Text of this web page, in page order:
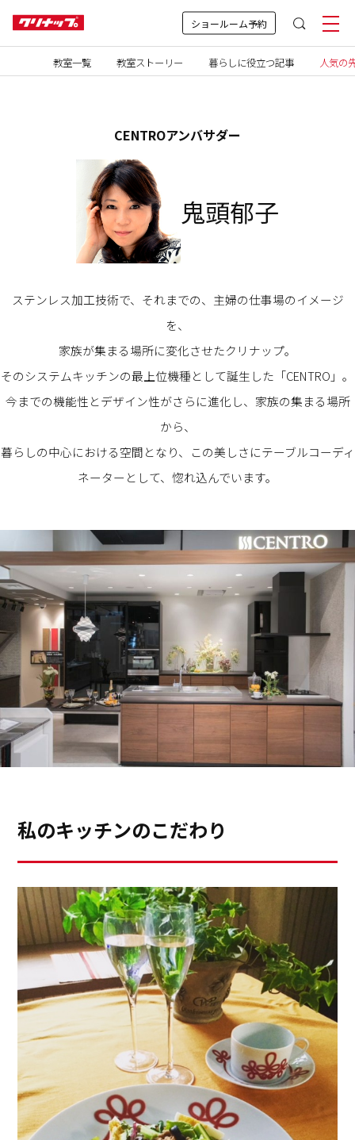
ショールーム予約
CENTROアンバサダー
教室一覧 教室ストーリー 暮らしに役立つ記事 人気の
鬼頭郁子
ステンレス加工技術で、それまでの、主婦の仕事場のイメージ
を、
家族が集まる場所に変化させたクリナップ。
そのシステムキッチンの最上位機種として誕生した「CENTRO」。
今までの機能性とデザイン性がさらに進化し、家族の集まる場所
から、
暮らしの中心における空間となり、この美しさにテーブルコーディ
ネーターとして、惚れ込んでいます。
私のキッチンのこだわり